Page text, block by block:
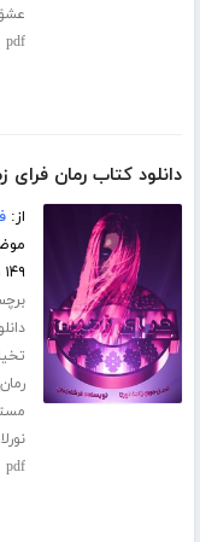
pdf
دانلود کتاب رمان فرای
از:
۱۴۹ صفحه
نورلا
pdf